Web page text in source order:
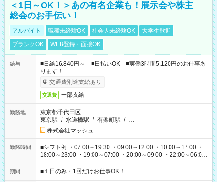
＜1日～OK！＞あの有名企業も！展示会や株主
総会のお手伝い！
アルバイト 職種未経験OK 社会人未経験OK
大学生歓迎
ブランクOK
WEB登録・面接OK
給与
■日給16,840円～ ■日払いOK ■実働3時間5,120円のお仕事あ
ります！
交通費別途支給あり
交通費 一部支給
勤務地
東京都千代田区
東京駅 / 水道橋駅 / 有楽町駅 / …
株式会社マッシュ
勤務時間
■シフト例 ・07:00～19:30 ・09:00～12:00 ・10:00～17:00 ・
18:00～23:00 ・19:00～07:00 ・20:00～09:00 ・22:00～06:00
etc ★最短で3時間で5,120円のお仕事から 15時間で2万円近く稼
げるお仕事も！ ご希望のお時間に合わせてご紹介！ ※シフトは
期間 ■１日のみ・1回だけお仕事OK！